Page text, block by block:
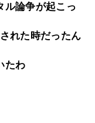
ル論争が起こっ
れた時だったん
たわ